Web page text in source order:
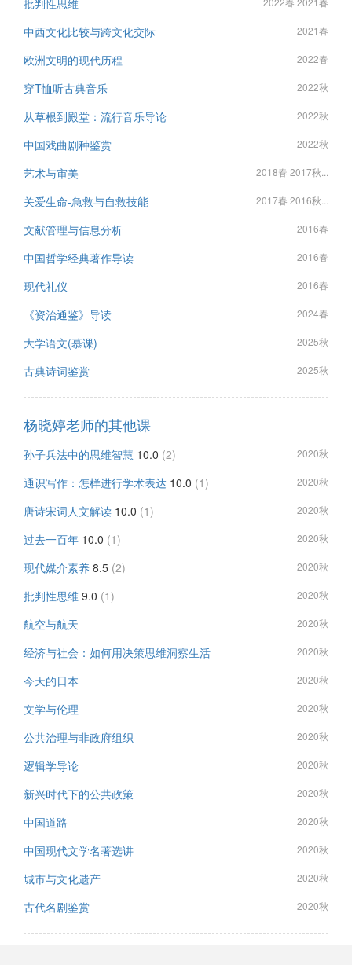
批判性思维
中西文化比较与跨文化交际 2021春
欧洲文明的现代历程 2022春
穿T恤听古典音乐 2022秋
从草根到殿堂：流行音乐导论 2022秋
中国戏曲剧种鉴赏 2022秋
艺术与审美 2018春 2017秋...
关爱生命-急救与自救技能 2017春 2016秋...
文献管理与信息分析 2016春
中国哲学经典著作导读 2016春
现代礼仪 2016春
《资治通鉴》导读 2024春
大学语文(慕课) 2025秋
古典诗词鉴赏 2025秋
杨晓婷老师的其他课
孙子兵法中的思维智慧 10.0 (2) 2020秋
通识写作：怎样进行学术表达 10.0 (1) 2020秋
唐诗宋词人文解读 10.0 (1) 2020秋
过去一百年 10.0 (1) 2020秋
现代媒介素养 8.5 (2) 2020秋
批判性思维 9.0 (1) 2020秋
航空与航天 2020秋
经济与社会：如何用决策思维洞察生活 2020秋
今天的日本 2020秋
文学与伦理 2020秋
公共治理与非政府组织 2020秋
逻辑学导论 2020秋
新兴时代下的公共政策 2020秋
中国道路 2020秋
中国现代文学名著选讲 2020秋
城市与文化遗产 2020秋
古代名剧鉴赏 2020秋